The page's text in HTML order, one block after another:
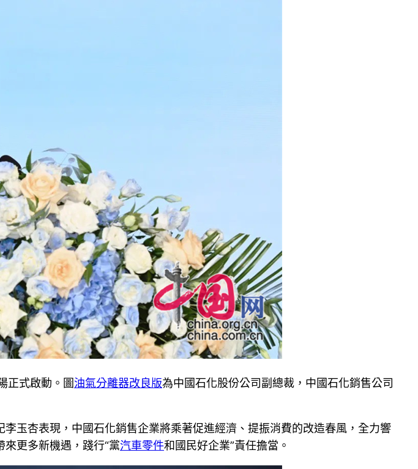
正式啟動。圖油氣分離器改良版為中國石化股份公司副總裁，中國石化銷售公司
李玉杏表現，中國石化銷售企業將乘著促進經濟、提振消費的改造春風，全力響
更多新機遇，踐行“黨汽車零件和國民好企業”責任擔當。